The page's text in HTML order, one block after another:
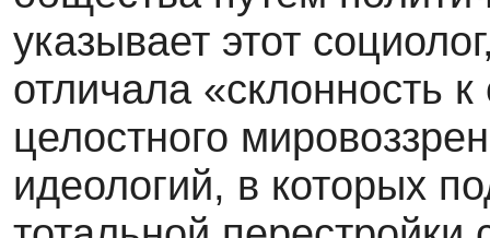
указывает этот
отличала «склонность
целостного
идеологий, в которых